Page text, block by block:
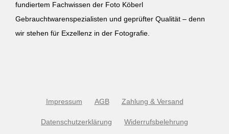
fundiertem Fachwissen der Foto Köberl
Gebrauchtwarenspezialisten und geprüfter Qualität – denn
wir stehen für Exzellenz in der Fotografie.
Impressum AGB Zahlung & Versand
Datenschutzerklärung Widerrufsbelehrung